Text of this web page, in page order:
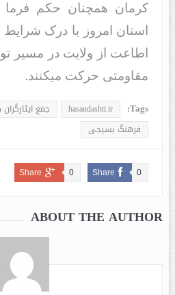
کرمان همچنان حکم
استان امروز با درک شرایط
اطاعت از ولایت در مسیر
مقاومتی حرکت میکنند.
Tags:
hasandashti.ir جمع
فرهنگ بسیجی
Share 0
Share 0
ABOUT THE AUTHOR